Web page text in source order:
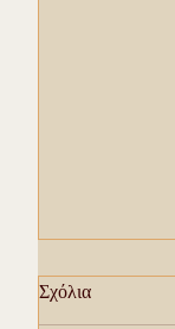
Σχόλια